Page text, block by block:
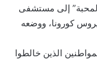
إلى مستشفى
كورونا​، ووضعه
الذين خالطوا